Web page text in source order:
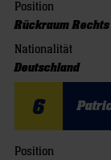
Position
Rückraum Rechts
Nationalität
Deutschland
6
Position